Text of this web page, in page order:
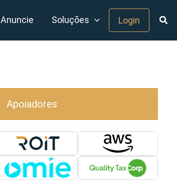
Anuncie Soluções Login
Apoiadores